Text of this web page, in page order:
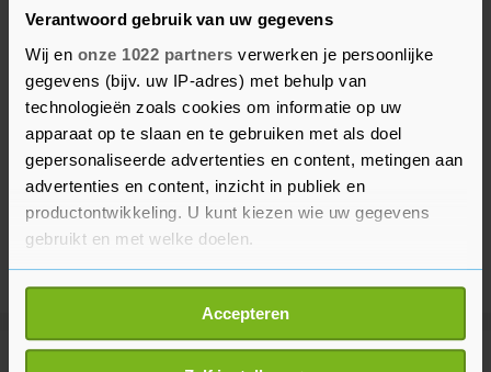
Verantwoord gebruik van uw gegevens
Wij en onze 1022 partners verwerken je persoonlijke
gegevens (bijv. uw IP-adres) met behulp van
technologieën zoals cookies om informatie op uw
apparaat op te slaan en te gebruiken met als doel
gepersonaliseerde advertenties en content, metingen aan
advertenties en content, inzicht in publiek en
productontwikkeling. U kunt kiezen wie uw gegevens
gebruikt en met welke doelen.
Als u het toestaat, willen we ook graag:
Informatie verzamelen over uw geografische
locatie, die tot een paar meter nauwkeurig kan zijn
Accepteren